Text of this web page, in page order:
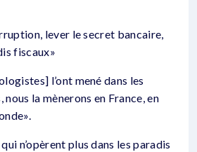
lever le secret bancaire,
fiscaux»
l’ont mené dans les
la mènerons en France, en
n’opèrent plus dans les paradis